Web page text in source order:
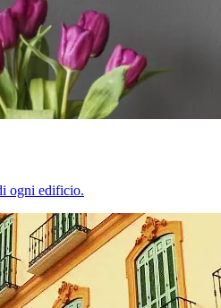
ogni edificio.